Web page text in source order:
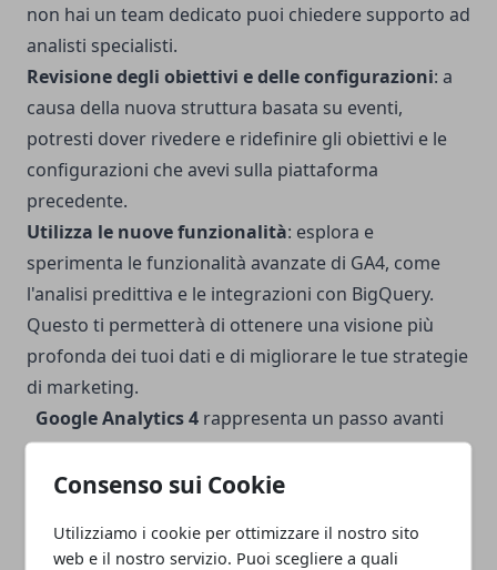
Consenso sui Cookie
Utilizziamo i cookie per ottimizzare il nostro sito
web e il nostro servizio. Puoi scegliere a quali
non hai un team dedicato puoi chiedere supporto ad
analisti specialisti.
Revisione degli obiettivi e delle configurazioni: a
causa della nuova struttura basata su eventi,
potresti dover rivedere e ridefinire gli obiettivi e le
configurazioni che avevi sulla piattaforma
precedente.
Utilizza le nuove funzionalità: esplora e
sperimenta le funzionalità avanzate di GA4, come
l'analisi predittiva e le integrazioni con BigQuery.
Questo ti permetterà di ottenere una visione più
profonda dei tuoi dati e di migliorare le tue strategie
di marketing.
Google Analytics 4 rappresenta un passo avanti
significativo nel mondo dell'analisi web. Offrendo
una maggiore flessibilità, analisi predittiva e una
indispensabile per i marketer moderni.Sebbene